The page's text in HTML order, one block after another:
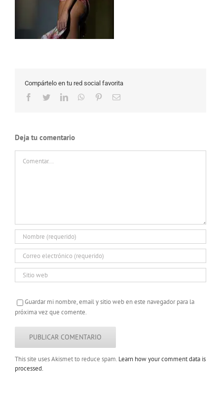
Compártelo en tu red social favorita
Facebook
TwitterLinkedInWhatsApp
PinterestCorreo
Deja tu comentario
Guardar mi nombre, email y sitio web en este navegador para la
próxima vez que comente.
This site uses Akismet to reduce spam. Learn how your comment data is
processed.